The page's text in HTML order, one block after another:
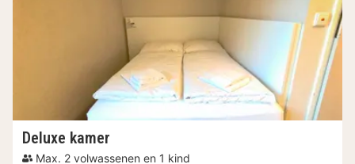
Deluxe kamer
Max. 2 volwassenen en 1 kind